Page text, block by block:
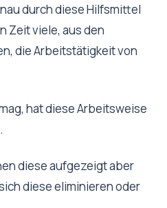
durch diese Hilfsmittel
Zeit viele, aus den
die Arbeitstätigkeit von
hat diese Arbeitsweise
diese aufgezeigt aber
diese eliminieren oder